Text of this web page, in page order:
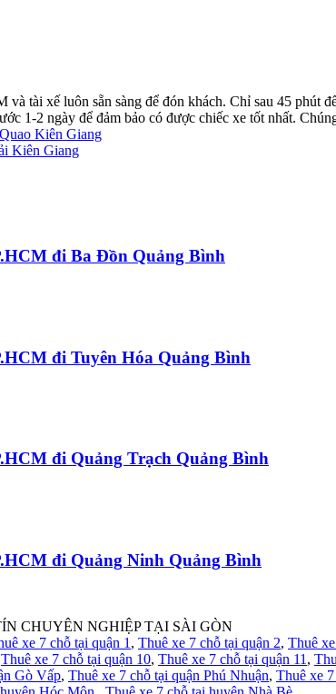
tài xế luôn sẵn sàng để đón khách. Chỉ sau 45
1-2 ngày để đảm bảo có được chiếc xe tốt nhất.
Kiên Giang
Kiên Giang
đi Ba Đồn Quảng Bình
đi Tuyên Hóa Quảng Bình
đi Quảng Trạch Quảng Bình
đi Quảng Ninh Quảng Bình
CHUYÊN NGHIỆP TẠI SÀI GÒN
xe 7 chỗ tại quận 1 , Thuê xe 7 chỗ tại quận 2, Thuê
Thuê xe 7 chỗ tại quận 10, Thuê xe 7 chỗ tại quận 11 ,
Gò Vấp, Thuê xe 7 chỗ tại quận Phú Nhuận, Thuê xe